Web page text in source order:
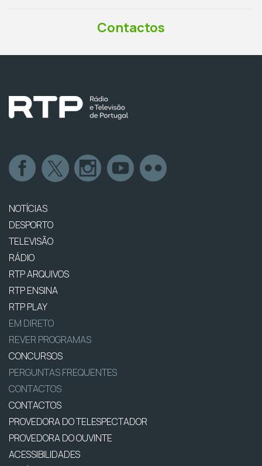
Contactos
NOTÍCIAS
DESPORTO
TELEVISÃO
RÁDIO
RTP ARQUIVOS
RTP ENSINA
RTP PLAY
EM DIRETO
REVER PROGRAMAS
CONCURSOS
PERGUNTAS FREQUENTES
CONTACTOS
CONTACTOS
PROVEDORA DO TELESPECTADOR
PROVEDORA DO OUVINTE
ACESSIBILIDADES